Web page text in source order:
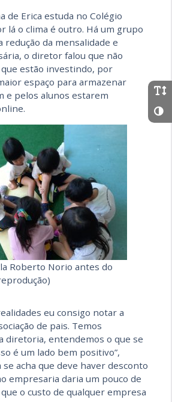
de Erica estuda no Colégio
lá o clima é outro. Há um grupo
redução da mensalidade e
o diretor falou que não
estão investindo, por
espaço para armazenar
e pelos alunos estarem
Roberto Norio antes do
eu consigo notar a
de pais. Temos
diretoria, entendemos o que se
é um lado bem positivo”,
se acha que deve haver desconto
empresaria daria um pouco de
o custo de qualquer empresa